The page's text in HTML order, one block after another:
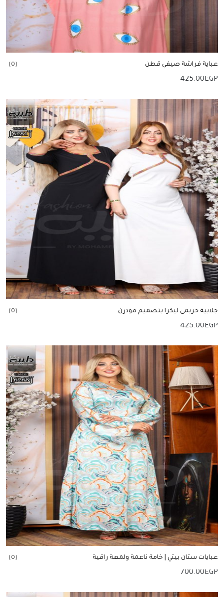
عباية فراشة صيفي قطن (0)
425.00EGP
جلابية حريمى ليكرا بتصميم مودرن (0)
425.00EGP
عبايات ستان بيتي | خامة ناعمة ولمعة راقية (0)
700.00EGP